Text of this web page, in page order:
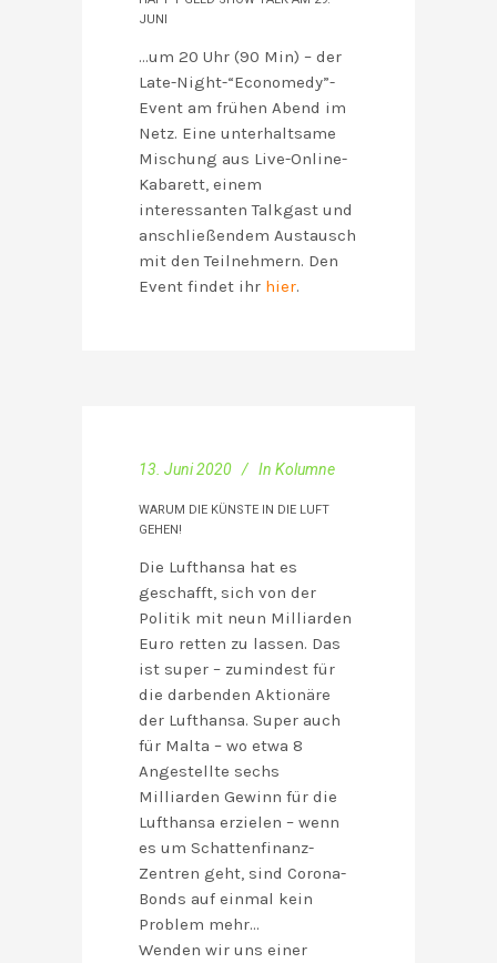
JUNI
…um 20 Uhr (90 Min) – der
Late-Night-“Economedy”-
Event am frühen Abend im
Netz. Eine unterhaltsame
Mischung aus Live-Online-
Kabarett, einem
interessanten Talkgast und
anschließendem Austausch
mit den Teilnehmern. Den
Event findet ihr hier.
13. Juni 2020 In Kolumne
WARUM DIE KÜNSTE IN DIE LUFT
GEHEN!
Die Lufthansa hat es
geschafft, sich von der
Politik mit neun Milliarden
Euro retten zu lassen. Das
ist super – zumindest für
die darbenden Aktionäre
der Lufthansa. Super auch
für Malta – wo etwa 8
Angestellte sechs
Milliarden Gewinn für die
Lufthansa erzielen – wenn
es um Schattenfinanz-
Zentren geht, sind Corona-
Bonds auf einmal kein
Problem mehr…
Wenden wir uns einer